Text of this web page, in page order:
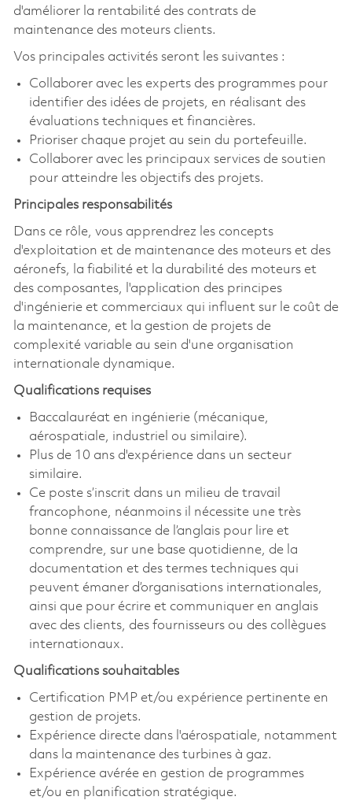
d'améliorer la rentabilité des contrats de
maintenance des moteurs clients.
Vos principales activités seront les suivantes :
Collaborer avec les experts des programmes pour
identifier des idées de projets, en réalisant des
évaluations techniques et financières.
Prioriser chaque projet au sein du portefeuille.
Collaborer avec les principaux services de soutien
pour atteindre les objectifs des projets.
Principales responsabilités
Dans ce rôle, vous apprendrez les concepts
d'exploitation et de maintenance des moteurs et des
aéronefs, la fiabilité et la durabilité des moteurs et
des composantes, l'application des principes
d'ingénierie et commerciaux qui influent sur le coût de
la maintenance, et la gestion de projets de
complexité variable au sein d'une organisation
internationale dynamique.
Qualifications requises
Baccalauréat en ingénierie (mécanique,
aérospatiale, industriel ou similaire).
Plus de 10 ans d'expérience dans un secteur
similaire.
Ce poste s’inscrit dans un milieu de travail
francophone, néanmoins il nécessite une très
bonne connaissance de l’anglais pour lire et
comprendre, sur une base quotidienne, de la
documentation et des termes techniques qui
peuvent émaner d’organisations internationales,
ainsi que pour écrire et communiquer en anglais
avec des clients, des fournisseurs ou des collègues
internationaux.
Qualifications souhaitables
Certification PMP et/ou expérience pertinente en
gestion de projets.
Expérience directe dans l'aérospatiale, notamment
dans la maintenance des turbines à gaz.
Expérience avérée en gestion de programmes
et/ou en planification stratégique.